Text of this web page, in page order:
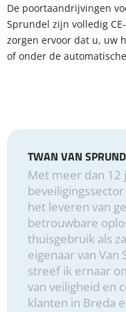
De poortaandrijvingen
Sprundel zijn volledig
zorgen ervoor dat u, uw
of onder de
TWAN VAN
Met meer dan 12
het leveren van
betrouwbare
thuisgebruik als
eigenaar van Van
streef ik ernaar
van veiligheid en
klanten in Breda